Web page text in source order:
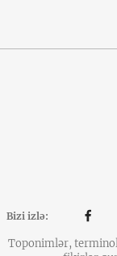
Bizi izlə:
Toponimlər,